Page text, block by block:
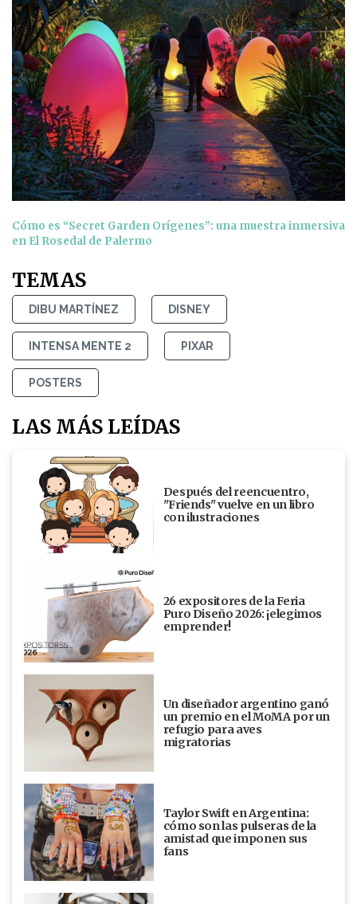
Cómo es “Secret Garden Orígenes”: una muestra inmersiva
en El Rosedal de Palermo
TEMAS
DIBU MARTÍNEZ DISNEY
INTENSA MENTE 2 PIXAR
POSTERS
LAS MÁS LEÍDAS
Después del reencuentro,
"Friends" vuelve en un libro
con ilustraciones
26 expositores de la Feria
Puro Diseño 2026: ¡elegimos
emprender!
Un diseñador argentino ganó
un premio en el MoMA por un
refugio para aves
migratorias
Taylor Swift en Argentina:
cómo son las pulseras de la
amistad que imponen sus
fans